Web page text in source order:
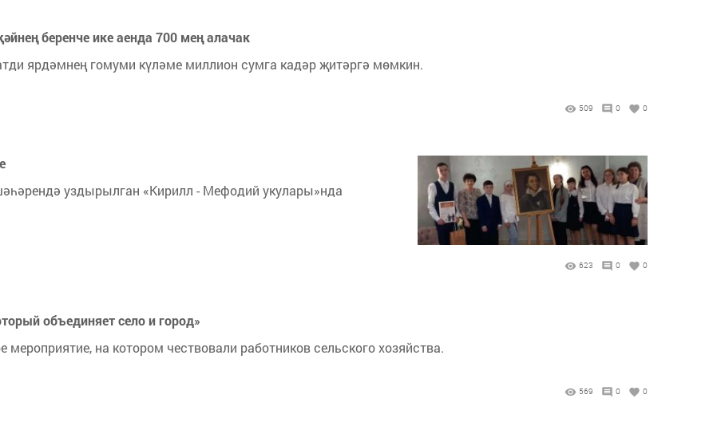
беренче ике аенда 700 мең алачак
ярдәмнең гомуми күләме миллион сумга кадәр җитәргә мөмкин.
509 0 0
уздырылган «Кирилл - Мефодий укулары»нда
623 0 0
объединяет село и город»
на котором чествовали работников сельского хозяйства.
569 0 0